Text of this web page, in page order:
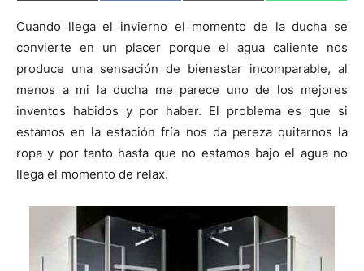
p
r
i
r
e
n
w
t
r
)
p
r
t
i
r
e
n
e
o
o
k
p
t
i
r
e
n
i p
r
t
i
r
e
n
t
A
p
p
Cuando llega el invierno el momento de la ducha se
convierte en un placer porque el agua caliente nos
produce una sensación de bienestar incomparable, al
menos a mi la ducha me parece uno de los mejores
inventos habidos y por haber. El problema es que si
estamos en la estación fría nos da pereza quitarnos la
ropa y por tanto hasta que no estamos bajo el agua no
llega el momento de relax.